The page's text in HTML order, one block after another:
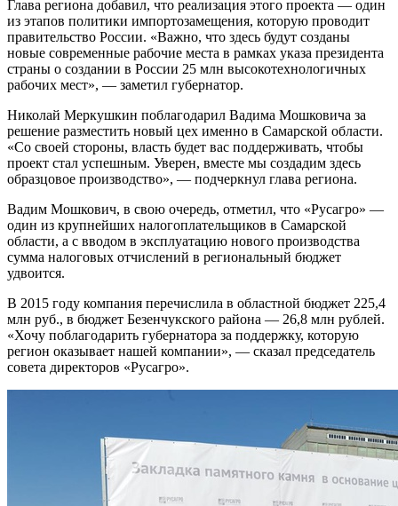
Глава региона добавил, что реализация этого проекта — один
из этапов политики импортозамещения, которую проводит
правительство России. «Важно, что здесь будут созданы
новые современные рабочие места в рамках указа президента
страны о создании в России 25 млн высокотехнологичных
рабочих мест», — заметил губернатор.
Николай Меркушкин поблагодарил Вадима Мошковича за
решение разместить новый цех именно в Самарской области.
«Со своей стороны, власть будет вас поддерживать, чтобы
проект стал успешным. Уверен, вместе мы создадим здесь
образцовое производство», — подчеркнул глава региона.
Вадим Мошкович, в свою очередь, отметил, что «Русагро» —
один из крупнейших налогоплательщиков в Самарской
области, а с вводом в эксплуатацию нового производства
сумма налоговых отчислений в региональный бюджет
удвоится.
В 2015 году компания перечислила в областной бюджет 225,4
млн руб., в бюджет Безенчукского района — 26,8 млн рублей.
«Хочу поблагодарить губернатора за поддержку, которую
регион оказывает нашей компании», — сказал председатель
совета директоров «Русагро».